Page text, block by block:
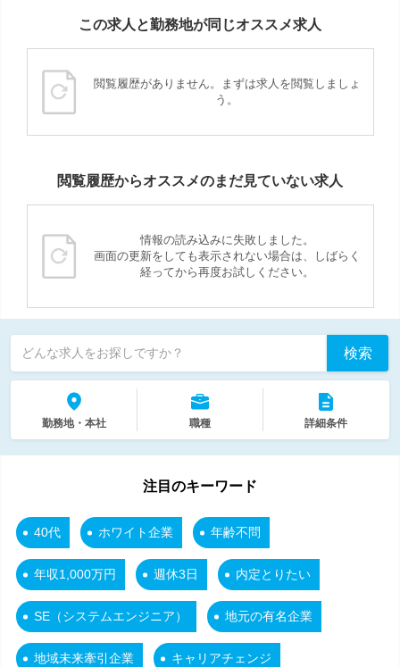
この求人と勤務地が同じオススメ求人
閲覧履歴がありません。まずは求人を閲覧しましょ
う。
閲覧履歴からオススメのまだ見ていない求人
情報の読み込みに失敗しました。
画面の更新をしても表示されない場合は、しばらく
経ってから再度お試しください。
どんな求人をお探しですか？ 検索
勤務地・本社 職種 詳細条件
注目のキーワード
40代 ホワイト企業 年齢不問
年収1,000万円 週休3日 内定とりたい
SE（システムエンジニア） 地元の有名企業
地域未来牽引企業 キャリアチェンジ